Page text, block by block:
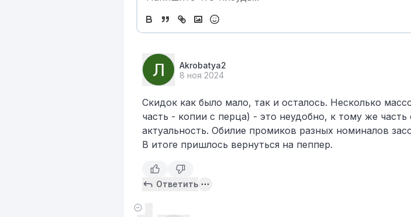
Akrobatya2
8 ноя 2024
Скидок как было мало, так и осталось. Несколько
часть - копии с перца) - это неудобно, к тому же
актуальность. Обилие промиков разных номиналов
В итоге пришлось вернуться на пеппер.
Ответить